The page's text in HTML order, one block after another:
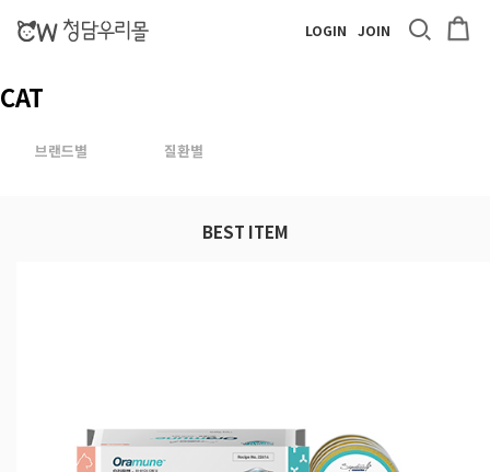
LOGIN JOIN
CAT
브랜드별 질환별
BEST ITEM